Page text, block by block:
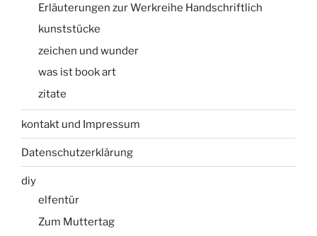
Erläuterungen zur Werkreihe Handschriftlich
kunststücke
zeichen und wunder
was ist book art
zitate
kontakt und Impressum
Datenschutzerklärung
diy
elfentür
Zum Muttertag